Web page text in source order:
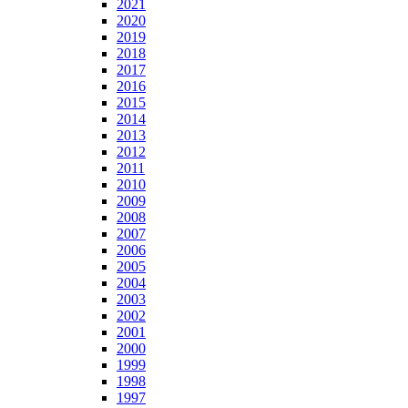
2021
2020
2019
2018
2017
2016
2015
2014
2013
2012
2011
2010
2009
2008
2007
2006
2005
2004
2003
2002
2001
2000
1999
1998
1997